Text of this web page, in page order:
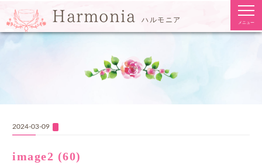
Harmonia ハルモニア メニュー
2024-03-09
image2 (60)